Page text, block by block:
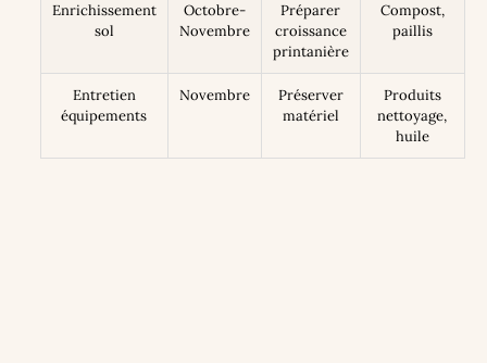
Enrichissement
sol
Octobre-
Novembre
Préparer
croissance
printanière
Compost,
paillis
Entretien
équipements
Novembre
Préserver
matériel
Produits
nettoyage,
huile